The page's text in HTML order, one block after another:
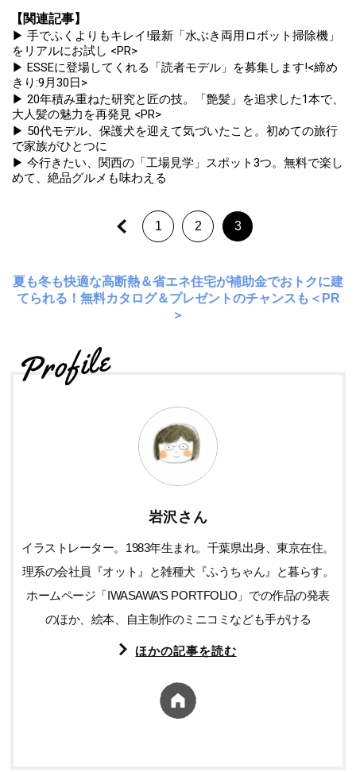
【関連記事】
▶ 手でふくよりもキレイ!最新「水ぶき両用ロボット掃除機」
をリアルにお試し <PR>
▶ ESSEに登場してくれる「読者モデル」を募集します!<締め
きり:9月30日>
▶ 20年積み重ねた研究と匠の技。「艶髪」を追求した1本で、
大人髪の魅力を再発見 <PR>
▶ 50代モデル、保護犬を迎えて気づいたこと。初めての旅行
で家族がひとつに
▶ 今行きたい、関西の「工場見学」スポット3つ。無料で楽し
めて、絶品グルメも味わえる
1 2 3
夏も冬も快適な高断熱＆省エネ住宅が補助金でおトクに建
てられる！無料カタログ＆プレゼントのチャンスも＜PR
＞
岩沢さん
イラストレーター。1983年生まれ。千葉県出身、東京在住。
理系の会社員『オット』と雑種犬『ふうちゃん』と暮らす。
ホームページ「IWASAWA’S PORTFOLIO」での作品の発表
のほか、絵本、自主制作のミニコミなども手がける
ほかの記事を読む